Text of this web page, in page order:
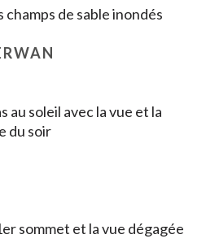
champs de sable inondés
au soleil avec la vue et la
du soir
sommet et la vue dégagée